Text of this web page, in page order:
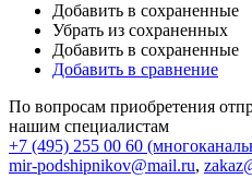
Добавить в сохраненные
Убрать из сохраненных
Добавить в сохраненные
Добавить в сравнение
По вопросам приобретения
нашим специалистам
+7 (495) 255 00 60
mir-podshipnikov@mail.ru,